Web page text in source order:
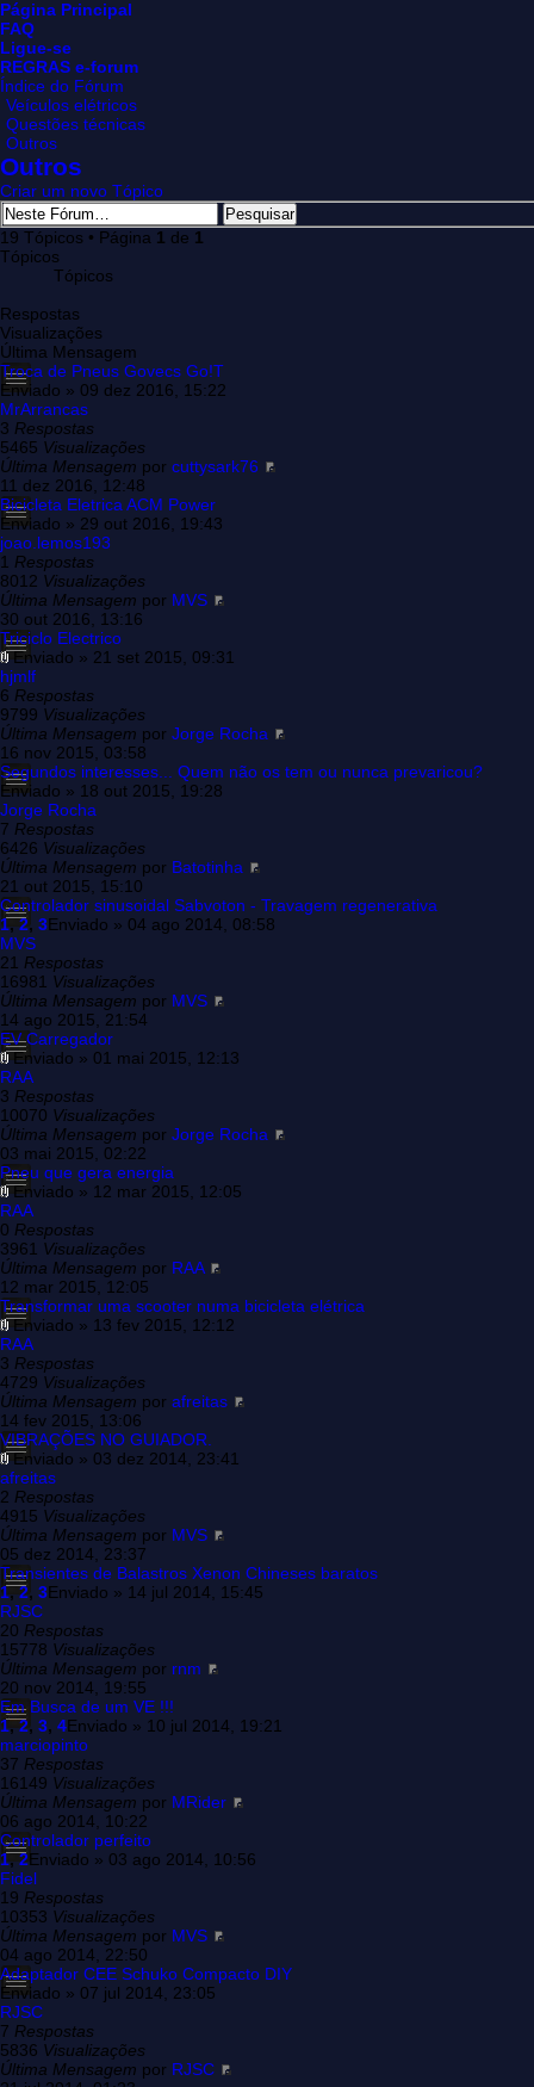
Página Principal
FAQ
Ligue-se
REGRAS e-forum
Índice do Fórum
Veículos elétricos
Questões técnicas
Outros
Outros
Criar um novo Tópico
19 Tópicos • Página 1 de 1
Tópicos
Tópicos
Respostas
Visualizações
Última Mensagem
Troca de Pneus Govecs Go!T
Enviado » 09 dez 2016, 15:22
MrArrancas
3 Respostas
5465 Visualizações
Última Mensagem por cuttysark76
11 dez 2016, 12:48
Bicicleta Eletrica ACM Power
Enviado » 29 out 2016, 19:43
joao.lemos193
1 Respostas
8012 Visualizações
Última Mensagem por MVS
30 out 2016, 13:16
Triciclo Electrico
Enviado » 21 set 2015, 09:31
hjmlf
6 Respostas
9799 Visualizações
Última Mensagem por Jorge Rocha
16 nov 2015, 03:58
Segundos interesses... Quem não os tem ou nunca prevaricou?
Enviado » 18 out 2015, 19:28
Jorge Rocha
7 Respostas
6426 Visualizações
Última Mensagem por Batotinha
21 out 2015, 15:10
Controlador sinusoidal Sabvoton - Travagem regenerativa
1,2, 3Enviado » 04 ago 2014, 08:58
MVS
21 Respostas
16981 Visualizações
Última Mensagem por MVS
14 ago 2015, 21:54
EV Carregador
Enviado » 01 mai 2015, 12:13
RAA
3 Respostas
10070 Visualizações
Última Mensagem por Jorge Rocha
03 mai 2015, 02:22
Pneu que gera energia
Enviado » 12 mar 2015, 12:05
RAA
0 Respostas
3961 Visualizações
Última Mensagem por RAA
12 mar 2015, 12:05
Transformar uma scooter numa bicicleta elétrica
Enviado » 13 fev 2015, 12:12
RAA
3 Respostas
4729 Visualizações
Última Mensagem por afreitas
14 fev 2015, 13:06
VIBRAÇÕES NO GUIADOR.
Enviado » 03 dez 2014, 23:41
afreitas
2 Respostas
4915 Visualizações
Última Mensagem por MVS
05 dez 2014, 23:37
Transientes de Balastros Xenon Chineses baratos
1,2, 3Enviado » 14 jul 2014, 15:45
RJSC
20 Respostas
15778 Visualizações
Última Mensagem por rnm
20 nov 2014, 19:55
Em Busca de um VE !!!
1,2, 3, 4Enviado » 10 jul 2014, 19:21
marciopinto
37 Respostas
16149 Visualizações
Última Mensagem por MRider
06 ago 2014, 10:22
Controlador perfeito
1,2Enviado » 03 ago 2014, 10:56
Fidel
19 Respostas
10353 Visualizações
Última Mensagem por MVS
04 ago 2014, 22:50
Adaptador CEE Schuko Compacto DIY
Enviado » 07 jul 2014, 23:05
RJSC
7 Respostas
5836 Visualizações
Última Mensagem por RJSC